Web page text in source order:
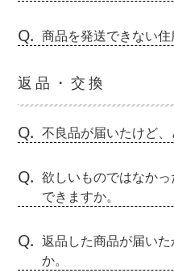
Q. 商品を発送できない住
返品・交換
Q. 不良品が届いたけど、
Q. 欲しいものではなか
できますか。
Q. 返品した商品が届い
か。